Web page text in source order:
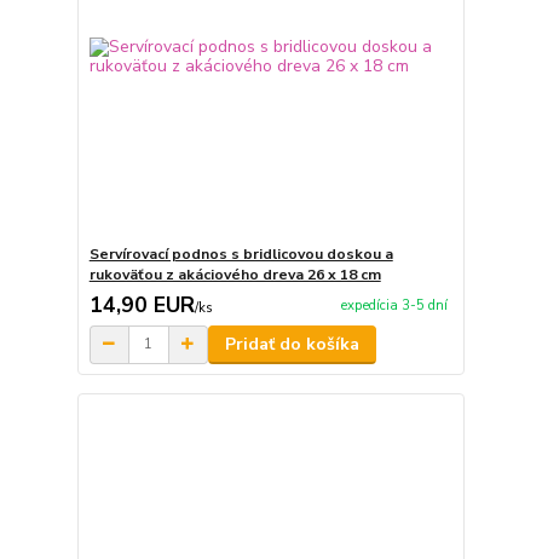
Servírovací podnos s bridlicovou doskou a
rukoväťou z akáciového dreva 26 x 18 cm
14,90 EUR/ks expedícia 3-5 dní
Pridať do košíka